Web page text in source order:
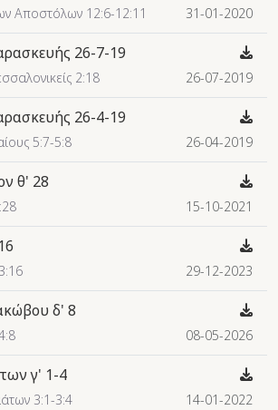
Αποστόλων 12:6-12:11 31-01-2020
26-7-19
2:18 26-07-2019
26-4-19
5:7-5:8 26-04-2019
θ' 28
15-10-2021
29-12-2023
δ' 8
08-05-2026
γ' 1-4
3:1-3:4 14-01-2022